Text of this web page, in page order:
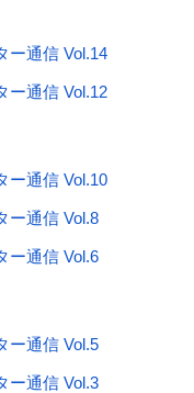
ー通信 Vol.14
ー通信 Vol.12
ー通信 Vol.10
ー通信 Vol.8
ー通信 Vol.6
ー通信 Vol.5
ー通信 Vol.3